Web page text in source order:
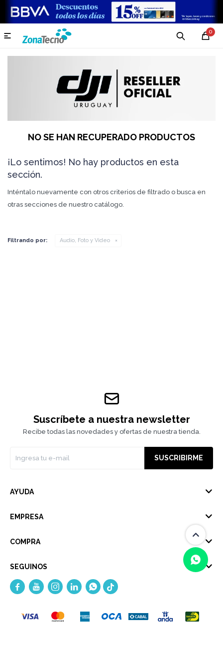
0

NO SE HAN RECUPERADO PRODUCTOS
¡Lo sentimos! No hay productos en esta
sección.
Inténtalo nuevamente con otros criterios de filtrado o busca en
otras secciones de nuestro catálogo.
Filtrando por: Audio, Foto y Video
Suscríbete a nuestra newsletter
Recibe todas las novedades y ofertas de nuestra tienda.
SUSCRIBIRME
AYUDA
EMPRESA
COMPRA
SEGUINOS
    